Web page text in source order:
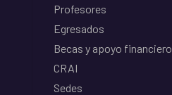
Profesores
Egresados
Becas y apoyo financiero
CRAI
Sedes